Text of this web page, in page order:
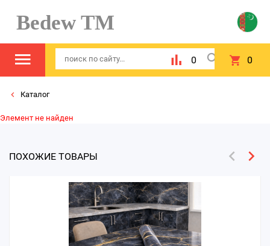
Bedew TM
0 0
Каталог
Элемент не найден
ПОХОЖИЕ ТОВАРЫ